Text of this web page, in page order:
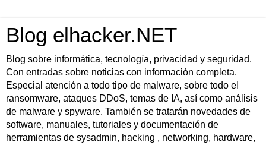
Blog elhacker.NET
Blog sobre informática, tecnología, privacidad y seguridad.
Con entradas sobre noticias con información completa.
Especial atención a todo tipo de malware, sobre todo el
ransomware, ataques DDoS, temas de IA, así como análisis
de malware y spyware. También se tratarán novedades de
software, manuales, tutoriales y documentación de
herramientas de sysadmin, hacking , networking, hardware,